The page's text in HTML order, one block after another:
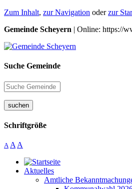
Zum Inhalt, zur Navigation oderzur
Gemeinde Scheyern | Online: https://
Suche Gemeinde
suchen
Schriftgröße
A A A
Aktuelles
Amtliche